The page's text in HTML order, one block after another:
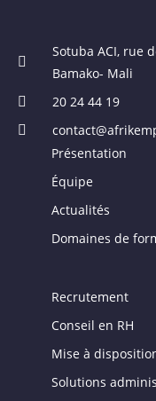
Sotuba ACI, rue
Bamako- Mali
20 24 44 19
Présentation
Équipe
Actualités
Domaines de
Recrutement
Conseil en RH
Mise à
Solutions